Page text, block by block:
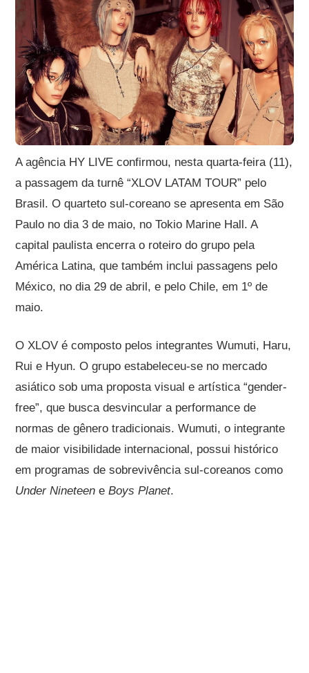
A agência HY LIVE confirmou, nesta quarta-feira (11),
a passagem da turnê “XLOV LATAM TOUR” pelo
Brasil. O quarteto sul-coreano se apresenta em São
Paulo no dia 3 de maio, no Tokio Marine Hall. A
capital paulista encerra o roteiro do grupo pela
América Latina, que também inclui passagens pelo
México, no dia 29 de abril, e pelo Chile, em 1º de
maio.
O XLOV é composto pelos integrantes Wumuti, Haru,
Rui e Hyun. O grupo estabeleceu-se no mercado
asiático sob uma proposta visual e artística “gender-
free”, que busca desvincular a performance de
normas de gênero tradicionais. Wumuti, o integrante
de maior visibilidade internacional, possui histórico
em programas de sobrevivência sul-coreanos como
Under Nineteen eBoys Planet.